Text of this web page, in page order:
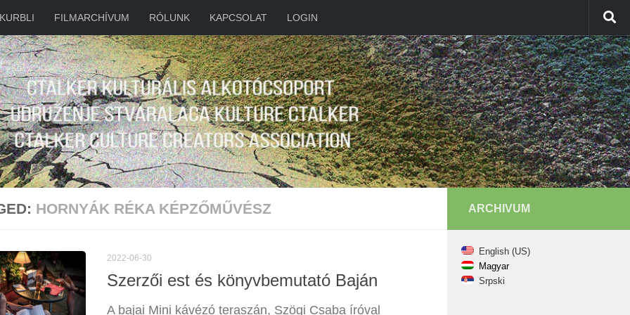
KURBLI FILMARCHÍVUM RÓLUNK KAPCSOLAT LOGIN
HORNYÁK RÉKA KÉPZŐMŰVÉSZ
2022-06-30
Szerzői est és könyvbemutató Baján
A bajai Mini kávézó teraszán, Szögi Csaba íróval
ARCHIVUM
English (US)
Magyar
Srpski